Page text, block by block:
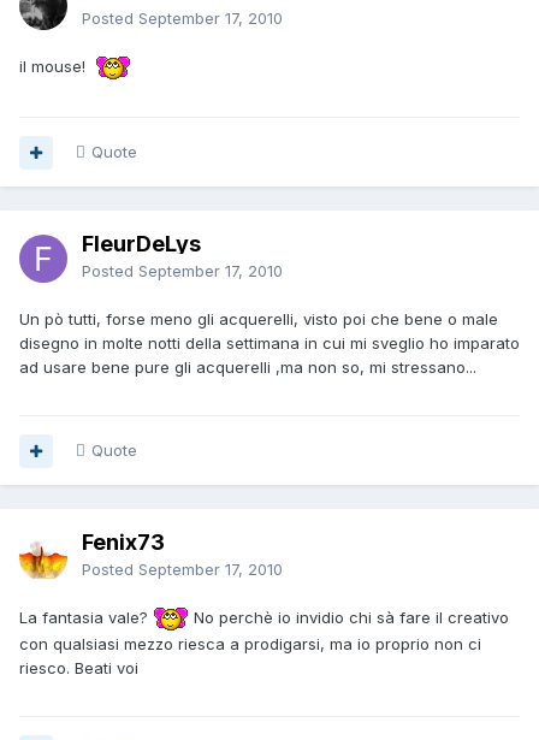
Posted September 17, 2010
il mouse!
Quote
FleurDeLys
Posted September 17, 2010
Un pò tutti, forse meno gli acquerelli, visto poi che bene o male
disegno in molte notti della settimana in cui mi sveglio ho imparato
ad usare bene pure gli acquerelli ,ma non so, mi stressano...
Quote
Fenix73
Posted September 17, 2010
La fantasia vale?
No perchè io invidio chi sà fare il creativo
con qualsiasi mezzo riesca a prodigarsi, ma io proprio non ci
riesco. Beati voi